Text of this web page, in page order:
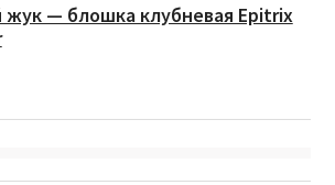
— блошка клубневая Epitrix